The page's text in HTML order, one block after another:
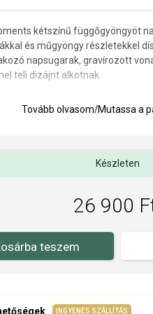
kétszínű függőgyöngyöt
és műgyöngy részletekkel
napsugarak, gravírozott
teli dizájnt alkotnak.
szimbolizálja.
és sárgaarannyal van
árnyalatot kaphat.
Tovább olvasom/Mutassa a
Készleten
26 900
teszem
INGYENES SZÁLLÍTÁS